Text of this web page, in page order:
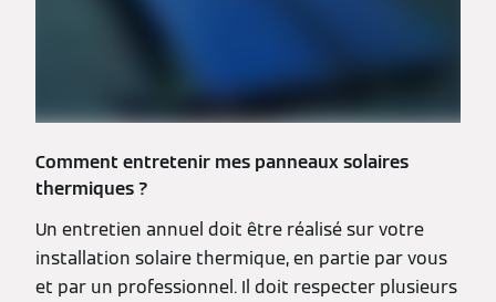
Comment entretenir mes panneaux solaires
thermiques ?
Un entretien annuel doit être réalisé sur votre
installation solaire thermique, en partie par vous
et par un professionnel. Il doit respecter plusieurs